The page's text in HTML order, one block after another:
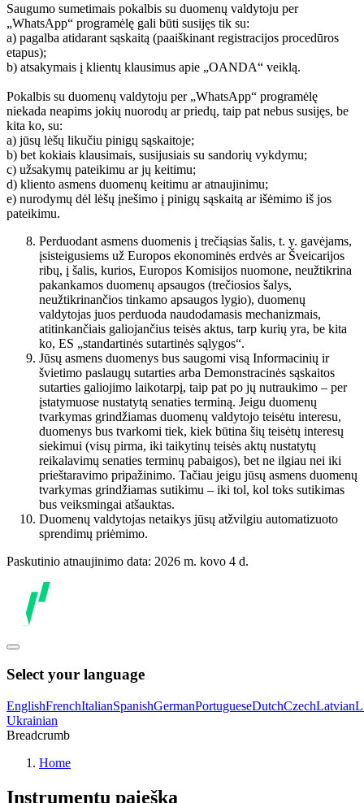
Saugumo sumetimais pokalbis su duomenų valdytoju per
„WhatsApp“ programėlę gali būti susijęs tik su:
a) pagalba atidarant sąskaitą (paaiškinant registracijos procedūros
etapus);
b) atsakymais į klientų klausimus apie „OANDA“ veiklą.
Pokalbis su duomenų valdytoju per „WhatsApp“ programėlę
niekada neapims jokių nuorodų ar priedų, taip pat nebus susijęs, be
kita ko, su:
a) jūsų lėšų likučiu pinigų sąskaitoje;
b) bet kokiais klausimais, susijusiais su sandorių vykdymu;
c) užsakymų pateikimu ar jų keitimu;
d) kliento asmens duomenų keitimu ar atnaujinimu;
e) nurodymų dėl lėšų įnešimo į pinigų sąskaitą ar išėmimo iš jos
pateikimu.
Perduodant asmens duomenis į trečiąsias šalis, t. y. gavėjams,
įsisteigusiems už Europos ekonominės erdvės ar Šveicarijos
ribų, į šalis, kurios, Europos Komisijos nuomone, neužtikrina
pakankamos duomenų apsaugos (trečiosios šalys,
neužtikrinančios tinkamo apsaugos lygio), duomenų
valdytojas juos perduoda naudodamasis mechanizmais,
atitinkančiais galiojančius teisės aktus, tarp kurių yra, be kita
ko, ES „standartinės sutartinės sąlygos“.
Jūsų asmens duomenys bus saugomi visą Informacinių ir
švietimo paslaugų sutarties arba Demonstracinės sąskaitos
sutarties galiojimo laikotarpį, taip pat po jų nutraukimo – per
įstatymuose nustatytą senaties terminą. Jeigu duomenų
tvarkymas grindžiamas duomenų valdytojo teisėtu interesu,
duomenys bus tvarkomi tiek, kiek būtina šių teisėtų interesų
siekimui (visų pirma, iki taikytinų teisės aktų nustatytų
reikalavimų senaties terminų pabaigos), bet ne ilgiau nei iki
prieštaravimo pripažinimo. Tačiau jeigu jūsų asmens duomenų
tvarkymas grindžiamas sutikimu – iki tol, kol toks sutikimas
bus veiksmingai atšauktas.
Duomenų valdytojas netaikys jūsų atžvilgiu automatizuoto
sprendimų priėmimo.
Paskutinio atnaujinimo data: 2026 m. kovo 4 d.
Select your language
EnglishFrenchItalianSpanishGermanPortugueseDutchCzechLatvian
Ukrainian
Breadcrumb
Home
Instrumentų paieška